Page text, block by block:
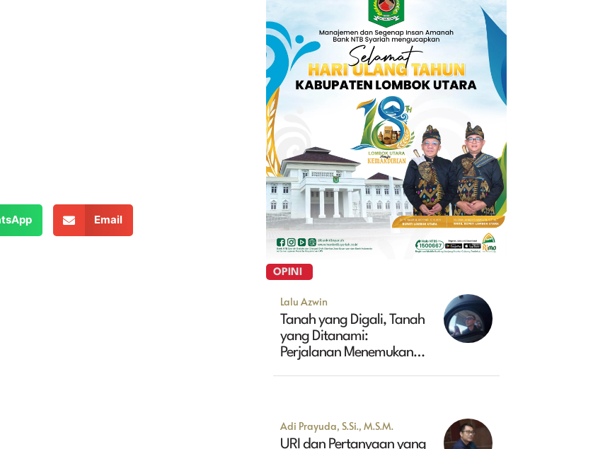
Email
OPINI
Lalu Azwin
Tanah yang Digali, Tanah
yang Ditanami:
Perjalanan Menemukan
Adi Prayuda, S.Si., M.S.M.
URI dan Pertanyaan yang